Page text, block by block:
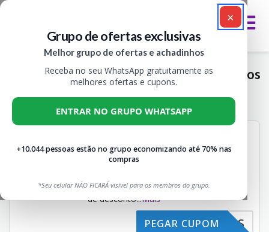
×
Grupo de ofertas exclusivas
Melhor grupo de ofertas e achadinhos
Receba no seu WhatsApp gratuitamente as
melhores ofertas e cupons.
ENTRAR NO GRUPO WHATSAPP
+10.044 pessoas estão no grupo economizando até 70% nas
compras
*Seu celular NÃO FICARÁ visível para os membros do grupo.
Cupons de Desconto BioMarine Atualizados
Todos 1
10%
Marine 10% OFF
CUPONS
BEEACHADOS para receber 10%
de desconto...Mais
EACHADOS
PEGAR CUPOM